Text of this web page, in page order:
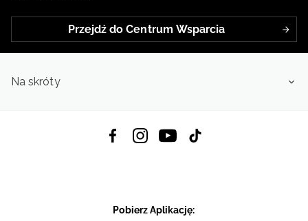
Przejdź do Centrum Wsparcia
Na skróty
Pobierz Aplikację: